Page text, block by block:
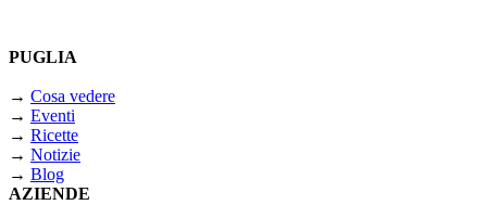
PUGLIA
→ Cosa vedere
→ Eventi
→ Ricette
→ Notizie
→ Blog
AZIENDE